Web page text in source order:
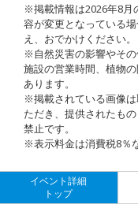
※掲載情報は2026年8月
容が変更となっている
え、おでかけください。
※自然災害の影響やその
施設の営業時間、植物
あります。
※掲載されている画像
ただき、提供されたも
禁止です。
※表示料金は消費税8％
イベント詳細
トップ